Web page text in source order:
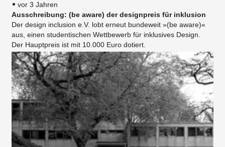
vor 3 Jahren
Ausschreibung: (be aware) der designpreis für inklusion
Der design inclusion e.V. lobt erneut bundeweit »(be aware)«
aus, einen studentischen Wettbewerb für inklusives Design.
Der Hauptpreis ist mit 10.000 Euro dotiert.